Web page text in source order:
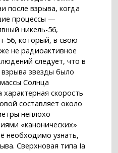
после взрыва, когда
процессы —
никель-56,
56, который, в свою
не радиоактивное
следует, что в
звезды было
Солнца
скорость
составляет около
неплохо
«канонических»
необходимо узнать,
Сверхновая типа Ia